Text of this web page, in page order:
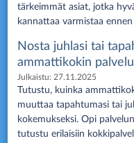
tärkeimmät asiat, jotka
kannattaa varmistaa
Nosta juhlasi tai
ammattikokin
Julkaistu: 27.11.2025
Tutustu, kuinka
muuttaa tapahtumasi tai
kokemukseksi. Opi
tutustu erilaisiin